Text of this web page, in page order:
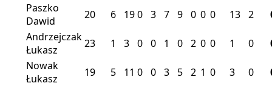
Paszko
Dawid
20 6 190 3 7 9 0 0 0 13 2
Andrzejczak
Łukasz
23 1 3 0 0 1 0 2 0 0 1 0
Nowak
Łukasz
19 5 11 0 0 3 5 2 1 0 3 0